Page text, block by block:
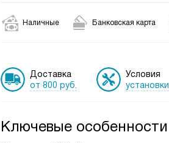
Наличные Банковская карта
Доставка
от 800 руб.
Условия
установки
Ключевые особенности